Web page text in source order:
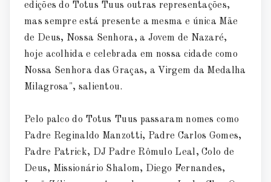
edições do Totus Tuus outras representações,
mas sempre está presente a mesma e única Mãe
de Deus, Nossa Senhora, a Jovem de Nazaré,
hoje acolhida e celebrada em nossa cidade como
Nossa Senhora das Graças, a Virgem da Medalha
Milagrosa", salientou.
Pelo palco do Totus Tuus passaram nomes como
Padre Reginaldo Manzotti, Padre Carlos Gomes,
Padre Patrick, DJ Padre Rômulo Leal, Colo de
Deus, Missionário Shalom, Diego Fernandes,